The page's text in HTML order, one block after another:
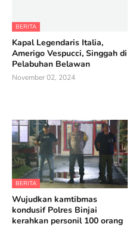
BERITA
Kapal Legendaris Italia,
Amerigo Vespucci, Singgah di
Pelabuhan Belawan
November 02, 2024
BERITA
Wujudkan kamtibmas
kondusif Polres Binjai
kerahkan personil 100 orang